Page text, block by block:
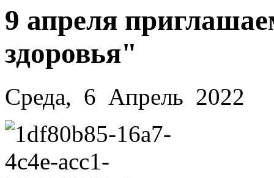
9 апреля
здоровья"
Среда, 6 Апрель 2022